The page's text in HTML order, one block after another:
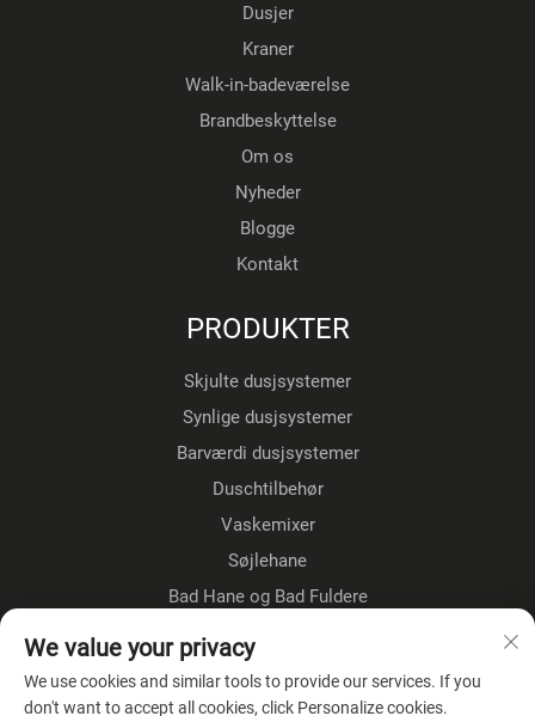
Dusjer
Kraner
Walk-in-badeværelse
Brandbeskyttelse
Om os
Nyheder
Blogge
Kontakt
PRODUKTER
Skjulte dusjsystemer
Synlige dusjsystemer
Barværdi dusjsystemer
Duschtilbehør
Vaskemixer
Søjlehane
Bad Hane og Bad Fuldere
Gulvestående kraner
Køkkenkraner
We value your privacy
We use cookies and similar tools to provide our services. If you
don't want to accept all cookies, click Personalize cookies.